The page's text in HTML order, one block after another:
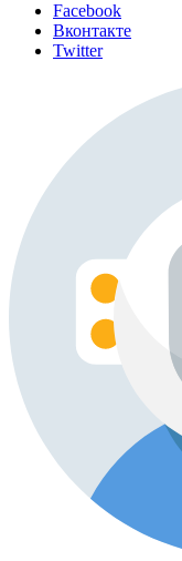
Facebook
Вконтакте
Twitter